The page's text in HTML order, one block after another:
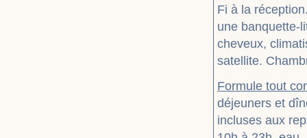
Fi à la
une banquette-
cheveux,
satellite.
Formule tout
déjeuners et
incluses aux